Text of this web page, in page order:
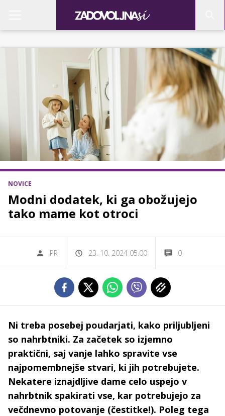
NOVICE
Modni dodatek, ki ga obožujejo
tako mame kot otroci
PR 23. 10. 2024 05.00 0
Ni treba posebej poudarjati, kako priljubljeni
so nahrbtniki. Za začetek so izjemno
praktični, saj vanje lahko spravite vse
najpomembnejše stvari, ki jih potrebujete.
Nekatere iznajdljive dame celo uspejo v
nahrbtnik spakirati vse, kar potrebujejo za
večdnevno potovanje (čestitke!). Poleg tega